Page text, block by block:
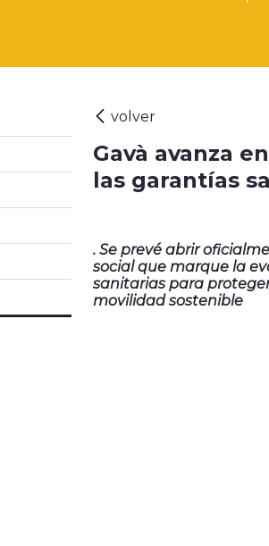
Gavà avanza
las garantías
. Se prevé abrir
social que marque la
sanitarias para
movilidad sostenible